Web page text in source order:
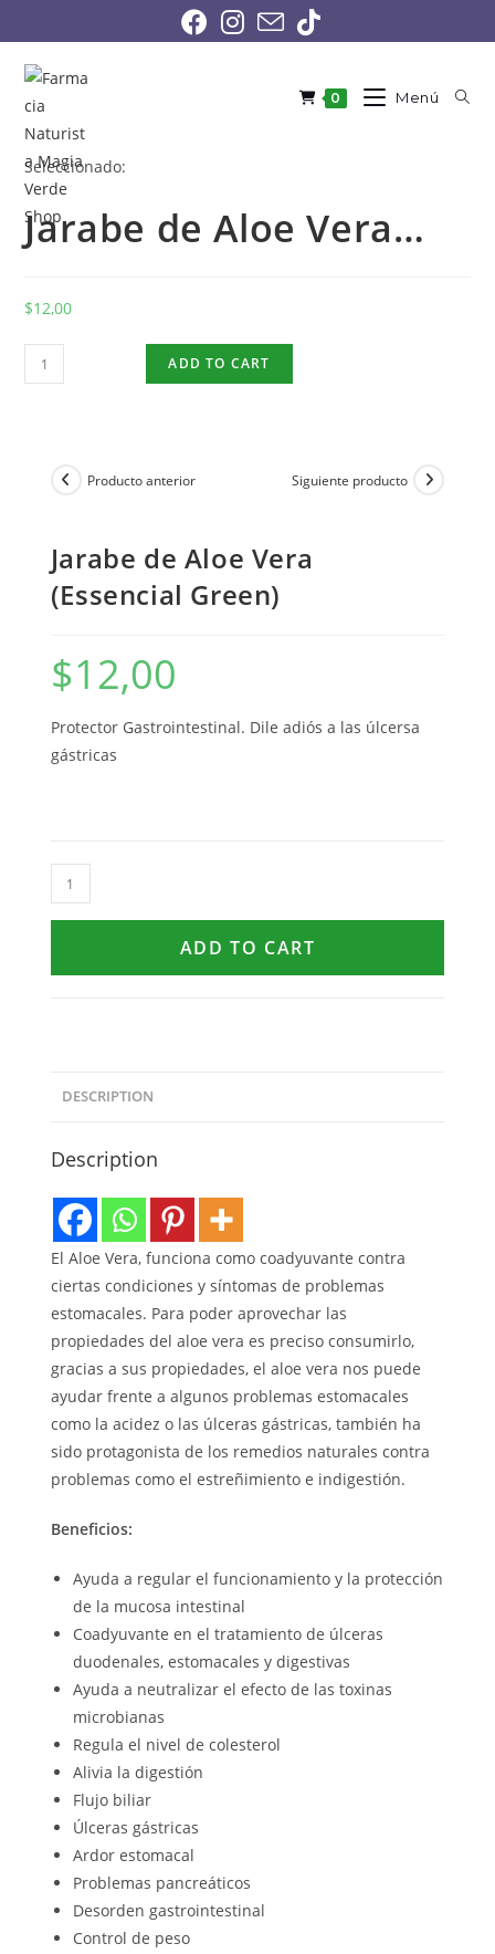
0 Menú
Seleccionado:
Jarabe de Aloe Vera…
$12,00
ADD TO CART
Producto anterior Siguiente producto
Jarabe de Aloe Vera
(Essencial Green)
$12,00
Protector Gastrointestinal. Dile adiós a las úlcersa
gástricas
ADD TO CART
DESCRIPTION
Description
El Aloe Vera, funciona como coadyuvante contra
ciertas condiciones y síntomas de problemas
estomacales. Para poder aprovechar las
propiedades del aloe vera es preciso consumirlo,
gracias a sus propiedades, el aloe vera nos puede
ayudar frente a algunos problemas estomacales
como la acidez o las úlceras gástricas, también ha
sido protagonista de los remedios naturales contra
problemas como el estreñimiento e indigestión.
Beneficios:
Ayuda a regular el funcionamiento y la protección
de la mucosa intestinal
Coadyuvante en el tratamiento de úlceras
duodenales, estomacales y digestivas
Ayuda a neutralizar el efecto de las toxinas
microbianas
Regula el nivel de colesterol
Alivia la digestión
Flujo biliar
Úlceras gástricas
Ardor estomacal
Problemas pancreáticos
Desorden gastrointestinal
Control de peso